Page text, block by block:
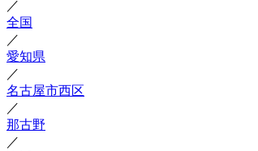
／
全国
／
愛知県
／
名古屋市西区
／
那古野
／